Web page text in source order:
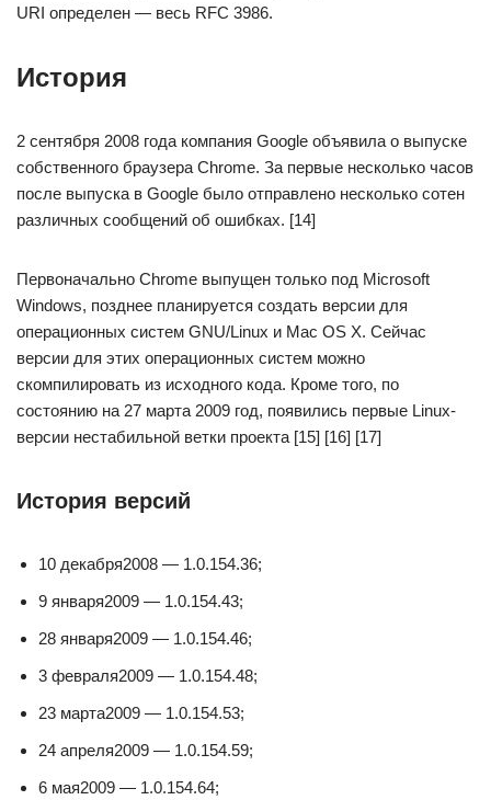
URI определен — весь RFC 3986.
История
2 сентября 2008 года компания Google объявила о выпуске
собственного браузера Chrome. За первые несколько часов
после выпуска в Google было отправлено несколько сотен
различных сообщений об ошибках. [14]
Первоначально Chrome выпущен только под Microsoft
Windows, позднее планируется создать версии для
операционных систем GNU/Linux и Mac OS X. Сейчас
версии для этих операционных систем можно
скомпилировать из исходного кода. Кроме того, по
состоянию на 27 марта 2009 год, появились первые Linux-
версии нестабильной ветки проекта [15] [16] [17]
История версий
10 декабря2008 — 1.0.154.36;
9 января2009 — 1.0.154.43;
28 января2009 — 1.0.154.46;
3 февраля2009 — 1.0.154.48;
23 марта2009 — 1.0.154.53;
24 апреля2009 — 1.0.154.59;
6 мая2009 — 1.0.154.64;